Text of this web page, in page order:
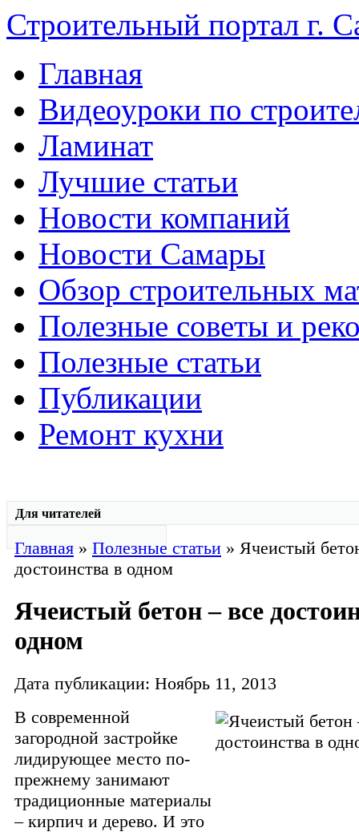
Строительный портал г.
Главная
Видеоуроки по
Ламинат
Лучшие статьи
Новости компаний
Новости Самары
Обзор строительных
Полезные советы и
Полезные статьи
Публикации
Ремонт кухни
Для читателей
Главная»Полезные статьи » Ячеистый
достоинства в одном
Ячеистый бетон – все
одном
Дата публикации: Ноябрь 11, 2013
В современной
загородной застройке
лидирующее место по-
прежнему занимают
традиционные материалы
– кирпич и дерево. И это